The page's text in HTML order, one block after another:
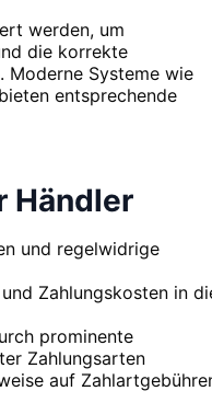
werden, um
die korrekte
Moderne Systeme wie
entsprechende
Händler
und regelwidrige
Zahlungskosten in
prominente
Zahlungsarten
auf